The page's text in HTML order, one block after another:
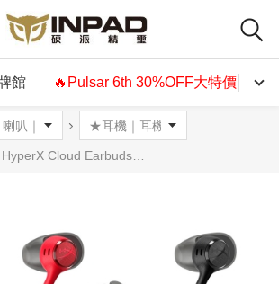
館 🔥Pulsar 6th 30%OFF大特價🔥
HyperX Cloud Earbuds III S疾燕3S雙模耳塞式耳機 USB-C/USB 黑色紅色